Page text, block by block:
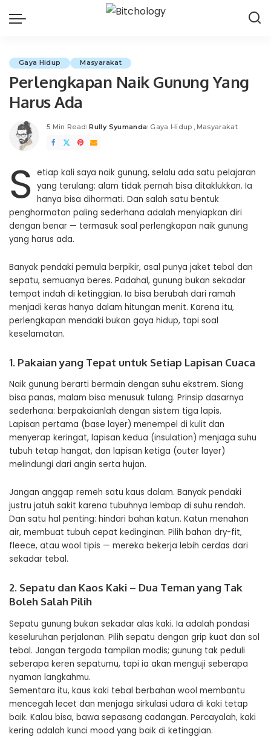
Gaya Hidup Masyarakat
Perlengkapan Naik Gunung Yang
Harus Ada
5 Min Read
Posted
by
Rully Syumanda Gaya Hidup Masyarakat
S etiap kali saya naik gunung, selalu ada satu pelajaran
yang terulang: alam tidak pernah bisa ditaklukkan. Ia
hanya bisa dihormati. Dan salah satu bentuk
penghormatan paling sederhana adalah menyiapkan diri
dengan benar — termasuk soal perlengkapan naik gunung
yang harus ada.
Banyak pendaki pemula berpikir, asal punya jaket tebal dan
sepatu, semuanya beres. Padahal, gunung bukan sekadar
tempat indah di ketinggian. Ia bisa berubah dari ramah
menjadi keras hanya dalam hitungan menit. Karena itu,
perlengkapan mendaki bukan gaya hidup, tapi soal
keselamatan.
1. Pakaian yang Tepat untuk Setiap Lapisan Cuaca
Naik gunung berarti bermain dengan suhu ekstrem. Siang
bisa panas, malam bisa menusuk tulang. Prinsip dasarnya
sederhana: berpakaianlah dengan sistem tiga lapis.
Lapisan pertama (base layer) menempel di kulit dan
menyerap keringat, lapisan kedua (insulation) menjaga suhu
tubuh tetap hangat, dan lapisan ketiga (outer layer)
melindungi dari angin serta hujan.
Jangan anggap remeh satu kaus dalam. Banyak pendaki
justru jatuh sakit karena tubuhnya lembap di suhu rendah.
Dan satu hal penting: hindari bahan katun. Katun menahan
air, membuat tubuh cepat kedinginan. Pilih bahan dry-fit,
fleece, atau wool tipis — mereka bekerja lebih cerdas dari
sekadar tebal.
2. Sepatu dan Kaos Kaki – Dua Teman yang Tak
Boleh Salah Pilih
Sepatu gunung bukan sekadar alas kaki. Ia adalah pondasi
keseluruhan perjalanan. Pilih sepatu dengan grip kuat dan sol
tebal. Jangan tergoda tampilan modis; gunung tak peduli
seberapa keren sepatumu, tapi ia akan menguji seberapa
nyaman langkahmu.
Sementara itu, kaus kaki tebal berbahan wool membantu
mencegah lecet dan menjaga sirkulasi udara di kaki tetap
baik. Kalau bisa, bawa sepasang cadangan. Percayalah, kaki
kering adalah kunci mood yang baik di ketinggian.